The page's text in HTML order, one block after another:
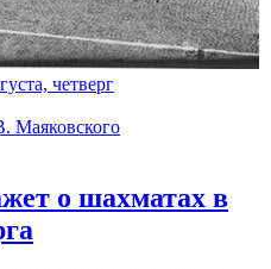
четверг
Маяковского
о шахматах в